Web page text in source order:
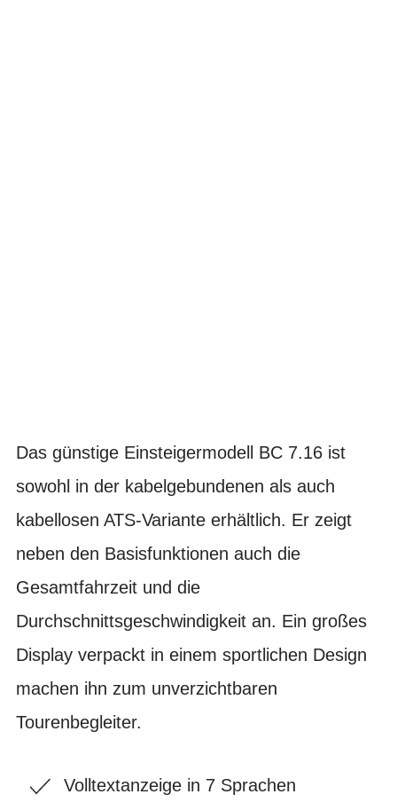
Das günstige Einsteigermodell BC 7.16 ist
sowohl in der kabelgebundenen als auch
kabellosen ATS-Variante erhältlich. Er zeigt
neben den Basisfunktionen auch die
Gesamtfahrzeit und die
Durchschnittsgeschwindigkeit an. Ein großes
Display verpackt in einem sportlichen Design
machen ihn zum unverzichtbaren
Tourenbegleiter.
Volltextanzeige in 7 Sprachen